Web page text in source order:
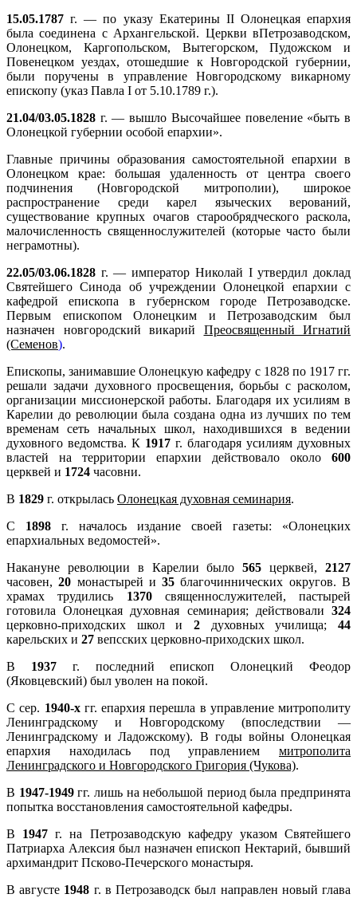
15.05.1787 г. — по указу Екатерины II Олонецкая епархия
была соединена с Архангельской. Церкви вПетрозаводском,
Олонецком, Каргопольском, Вытегорском, Пудожском и
Повенецком уездах, отошедшие к Новгородской губернии,
были поручены в управление Новгородскому викарному
епископу (указ Павла I от 5.10.1789 г.).
21.04/03.05.1828 г. — вышло Высочайшее повеление «быть в
Олонецкой губернии особой епархии».
Главные причины образования самостоятельной епархии в
Олонецком крае: большая удаленность от центра своего
подчинения (Новгородской митрополии), широкое
распространение среди карел языческих верований,
существование крупных очагов старообрядческого раскола,
малочисленность священнослужителей (которые часто были
неграмотны).
22.05/03.06.1828 г. — император Николай I утвердил доклад
Святейшего Синода об учреждении Олонецкой епархии с
кафедрой епископа в губернском городе Петрозаводске.
Первым епископом Олонецким и Петрозаводским был
назначен новгородский викарий Преосвященный Игнатий
(Семенов).
Епископы, занимавшие Олонецкую кафедру с 1828 по 1917 гг.
решали задачи духовного просвещения, борьбы с расколом,
организации миссионерской работы. Благодаря их усилиям в
Карелии до революции была создана одна из лучших по тем
временам сеть начальных школ, находившихся в ведении
духовного ведомства. К 1917 г. благодаря усилиям духовных
властей на территории епархии действовало около 600
церквей и 1724 часовни.
В 1829 г. открылась Олонецкая духовная семинария.
С 1898 г. началось издание своей газеты: «Олонецких
епархиальных ведомостей».
Накануне революции в Карелии было565церквей,2127
часовен,20 монастырей и35 благочиннических округов. В
храмах трудились 1370священнослужителей, пастырей
готовила Олонецкая духовная семинария; действовали 324
церковно-приходских школ и 2 духовных училища; 44
карельских и 27 вепсских церковно-приходских школ.
В 1937 г. последний епископ Олонецкий Феодор
(Яковцевский) был уволен на покой.
С сер. 1940-хгг. епархия перешла в управление митрополиту
Ленинградскому и Новгородскому (впоследствии —
Ленинградскому и Ладожскому). В годы войны Олонецкая
епархия находилась под управлением митрополита
Ленинградского и Новгородского Григория (Чукова).
В 1947-1949гг. лишь на небольшой период была предпринята
попытка восстановления самостоятельной кафедры.
В 1947 г. на Петрозаводскую кафедру указом Святейшего
Патриарха Алексия был назначен епископ Нектарий, бывший
архимандрит Псково-Печерского монастыря.
В августе 1948 г. в Петрозаводск был направлен новый глава